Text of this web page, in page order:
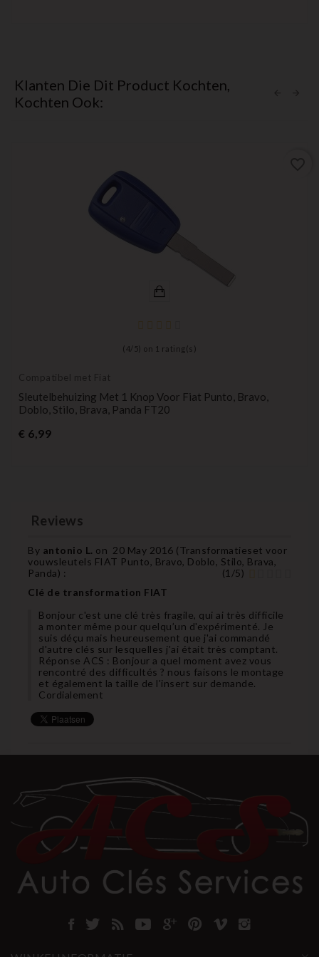
Klanten Die Dit Product Kochten,
Kochten Ook:
( 4/ 5) on 1 rating(s)
Compatibel met Fiat
Sleutelbehuizing Met 1 Knop Voor Fiat Punto, Bravo,
Doblo, Stilo, Brava, Panda FT20
€ 6,99Prijs
Reviews
By antonio L. on 20 May 2016 (Transformatieset voor
vouwsleutels FIAT Punto, Bravo, Doblo, Stilo, Brava,
Panda) : (1 /5)
Clé de transformation FIAT
Bonjour c'est une clé très fragile, qui ai très difficile
a monter même pour quelqu’un d'expérimenté. Je
suis déçu mais heureusement que j'ai commandé
d'autre clés sur lesquelles j'ai était très comptant.
Réponse ACS : Bonjour a quel moment avez vous
rencontré des difficultés ? nous faisons le montage
et également la taille de l'insert sur demande.
Cordialement